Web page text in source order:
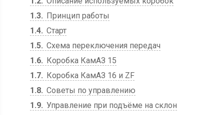
1.3
Принцип работы
1.4 Старт
1.5 Схема переключения передач
1.6
Коробка КамАЗ 15
1.7
Коробка КамАЗ 16 и ZF
1.8 Советы по управлению
1.9 Управление при подъёме на склон